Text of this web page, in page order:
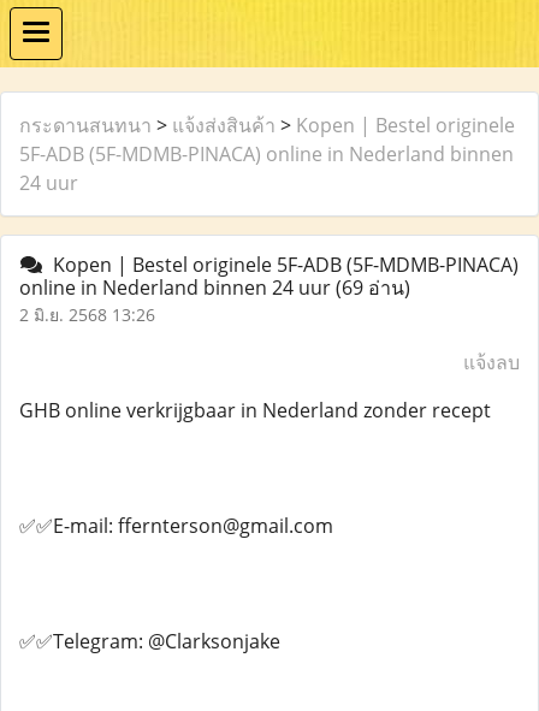
กระดานสนทนา > แจ้งส่งสินค้า > Kopen | Bestel originele
5F-ADB (5F-MDMB-PINACA) online in Nederland binnen
24 uur
Kopen | Bestel originele 5F-ADB (5F-MDMB-PINACA)
online in Nederland binnen 24 uur(69 อ่าน)
2 มิ.ย. 2568 13:26
แจ้งลบ
GHB online verkrijgbaar in Nederland zonder recept
✅✅E-mail: ffernterson@gmail.com
✅✅Telegram: @Clarksonjake